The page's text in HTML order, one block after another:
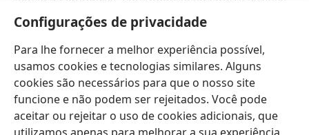
Configurações de privacidade
Para lhe fornecer a melhor experiência possível,
usamos cookies e tecnologias similares. Alguns
cookies são necessários para que o nosso site
funcione e não podem ser rejeitados. Você pode
aceitar ou rejeitar o uso de cookies adicionais, que
fitas, que vocês usam para caçar pessoas
vocês e soltarei as pessoas que vocês caçam como se
fossem pássaros. 21 Arrancarei os seus véus e
livrarei o meu povo das suas mãos. Eles não serão
mais como presa para vocês caçarem, e vocês terão
de saber que eu sou Jeová. r Pois vocês